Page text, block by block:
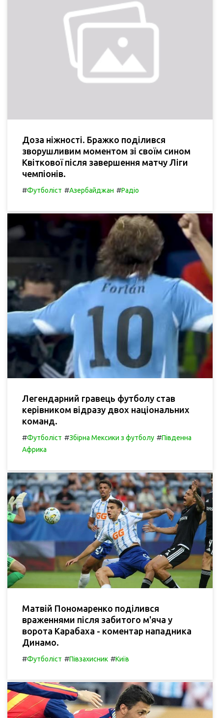
Доза ніжності. Бражко поділився
зворушливим моментом зі своїм сином
Квіткової після завершення матчу Ліги
чемпіонів.
#Футболіст #Азербайджан #Радіо
Легендарний гравець футболу став
керівником відразу двох національних
команд.
#Футболіст #Збірна Мексики з футболу #Південна
Африка
Матвій Пономаренко поділився
враженнями після забитого м'яча у
ворота Карабаха - коментар нападника
Динамо.
#Футболіст #Півзахисник #Київ